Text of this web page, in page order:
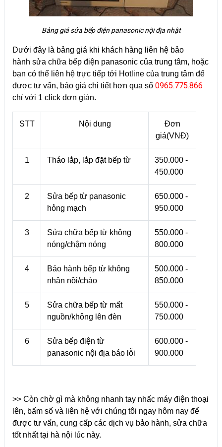
Bảng giá sửa bếp điện panasonic nội địa nhật
Dưới đây là bảng giá khi khách hàng liên hệ bảo
hành sửa chữa bếp điện panasonic của trung tâm, hoặc
bạn có thể liên hệ trực tiếp tới Hotline của trung tâm để
được tư vấn, báo giá chi tiết hơn qua số 0965.775.866
chỉ với 1 click đơn giản.
STT Nội dung
Đơn
giá(VNĐ)
1 Tháo lắp, lắp đặt bếp từ
350.000 -
450.000
2
Sửa bếp từ panasonic
hỏng mạch
650.000 -
950.000
3
Sửa chữa bếp từ không
nóng/chậm nóng
550.000 -
800.000
4
Bảo hành bếp từ không
nhận nồi/chảo
500.000 -
850.000
5
Sửa chữa bếp từ mất
nguồn/không lên đèn
550.000 -
750.000
6
Sửa bếp điện từ
panasonic nội địa báo lỗi
600.000 -
900.000
>> Còn chờ gì mà không nhanh tay nhấc máy điện thoại
lên, bấm số và liên hệ với chúng tôi ngay hôm nay để
được tư vấn, cung cấp các dịch vụ bảo hành, sửa chữa
tốt nhất tại hà nội lúc này.